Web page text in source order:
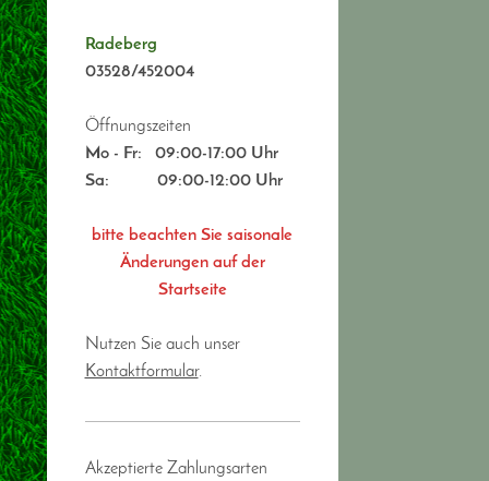
Radeberg
03528/452004
Öffnungszeiten
Mo - Fr: 09:00-17:00 Uhr
Sa: 09:00-12:00 Uhr
bitte beachten Sie saisonale
Änderungen auf der
Startseite
Nutzen Sie auch unser
Kontaktformular.
Akzeptierte Zahlungsarten